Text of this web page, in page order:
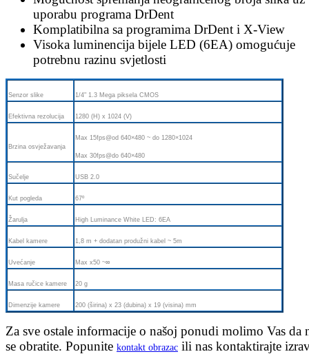
uporabu programa DrDent
Komplatibilna sa programima DrDent i X-View
Visoka luminencija bijele LED (6EA) omogućuje
potrebnu razinu svjetlosti
Senzor slike 1/4" 1.3 Mega piksela CMOS
Efektivna rezolucija 1280 (H) x 1024 (V)
Brzina osvježavanja
Max 15fps@od 640×480 ~ do 1280×1024
Max 30fps@do 640×480
Sučelje USB 2.0
Kut pogleda 67º
Žarulja High Luminance White LED: 6EA
Kabel kamere 1,8 m + dodatan produžni kabel ~ 5m
Uvećanje Max x50 ~∞
Masa ručice kamere 20 g
Dimenzije kamere 200 (širina) x 23 (dubina) x 19 (visina) mm
Za sve ostale informacije o našoj ponudi molimo Vas da
se obratite. Popunite kontakt obrazac ili nas kontaktirajte